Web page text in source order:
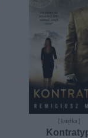
[ książka ]